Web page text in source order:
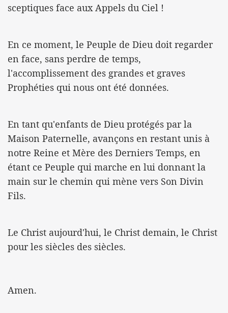
sceptiques face aux Appels du Ciel !
En ce moment, le Peuple de Dieu doit regarder
en face, sans perdre de temps,
l'accomplissement des grandes et graves
Prophéties qui nous ont été données.
En tant qu'enfants de Dieu protégés par la
Maison Paternelle, avançons en restant unis à
notre Reine et Mère des Derniers Temps, en
étant ce Peuple qui marche en lui donnant la
main sur le chemin qui mène vers Son Divin
Fils.
Le Christ aujourd'hui, le Christ demain, le Christ
pour les siècles des siècles.
Amen.